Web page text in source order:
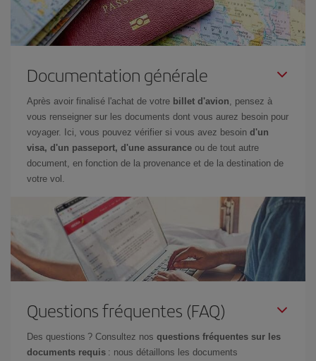
Documentation générale
Après avoir finalisé l'achat de votre billet d'avion , pensez à
vous renseigner sur les documents dont vous aurez besoin pour
voyager. Ici, vous pouvez vérifier si vous avez besoin d'un
visa, d'un passeport, d'une assurance ou de tout autre
document, en fonction de la provenance et de la destination de
votre vol.
Questions fréquentes (FAQ)
Des questions ? Consultez nos questions fréquentes sur les
documents requis : nous détaillons les documents